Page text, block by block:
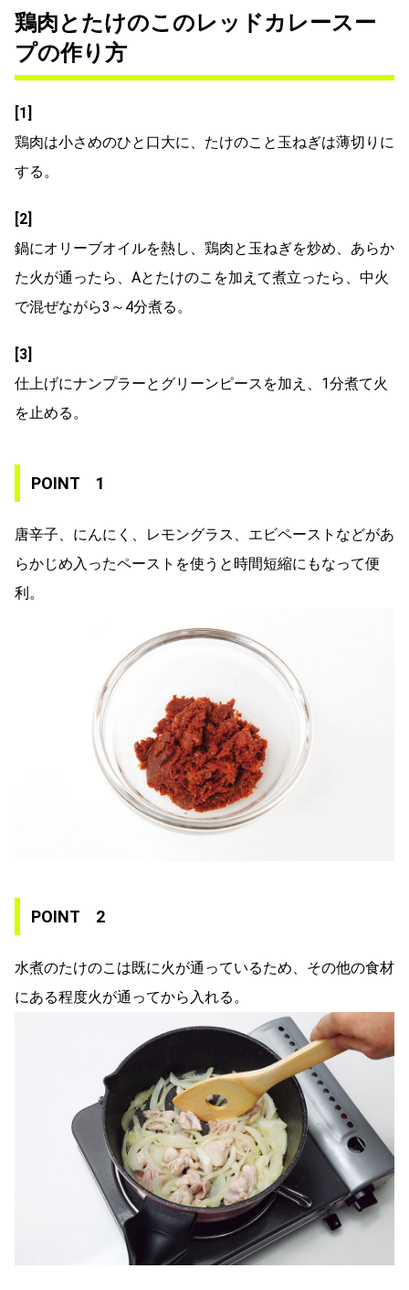
鶏肉とたけのこのレッドカレースー
プの作り方
[1]
鶏肉は小さめのひと口大に、たけのこと玉ねぎは薄切りに
する。
[2]
鍋にオリーブオイルを熱し、鶏肉と玉ねぎを炒め、あらか
た火が通ったら、Aとたけのこを加えて煮立ったら、中火
で混ぜながら3～4分煮る。
[3]
仕上げにナンプラーとグリーンピースを加え、1分煮て火
を止める。
POINT 1
唐辛子、にんにく、レモングラス、エビペーストなどがあ
らかじめ入ったペーストを使うと時間短縮にもなって便
利。
POINT 2
水煮のたけのこは既に火が通っているため、その他の食材
にある程度火が通ってから入れる。